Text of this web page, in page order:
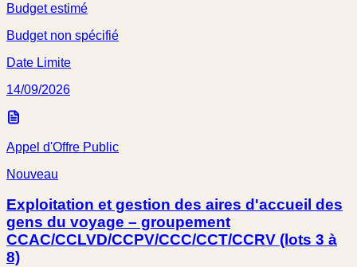
Budget estimé
Budget non spécifié
Date Limite
14/09/2026
Appel d'Offre Public
Nouveau
Exploitation et gestion des aires d'accueil des
gens du voyage – groupement
CCAC/CCLVD/CCPV/CCC/CCT/CCRV (lots 3 à
8)